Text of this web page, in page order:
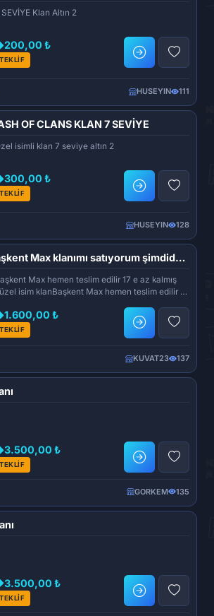
Klan Altın 2
200,00 ₺
TEKLİF
HUSEYIN 111
OF CLANS KLAN 7 SEVİYE
isimli klan 7 seviye altın 2
300,00 ₺
TEKLİF
HUSEYIN 128
Level 16 olan başkent Max klanımı satıyorum şimdiden hayırlı olsun
Max hemen teslim edilir 17 e az kalmış
isim klanBaşkent Max hemen teslim edilir 17
1.600,00 ₺
TEKLİF
KUVAT23 137
3.500,00 ₺
TEKLİF
GORKEM 135
3.500,00 ₺
TEKLİF